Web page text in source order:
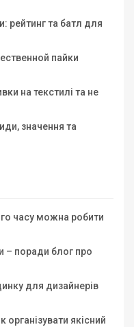
рейтинг та батл для
пайки
на текстилі та не
значення та
часу можна робити
– поради блог про
для дизайнерів
якісний